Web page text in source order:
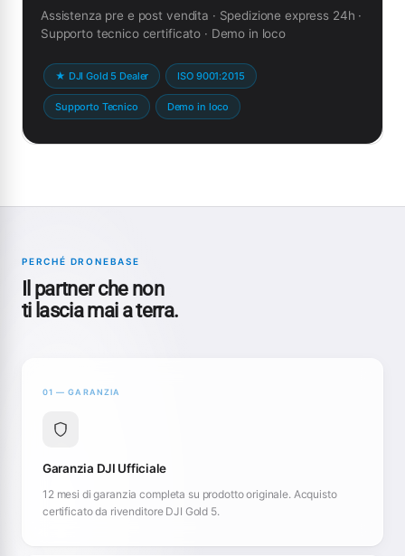
Assistenza pre e post vendita · Spedizione express 24h ·
Supporto tecnico certificato · Demo in loco
★ DJI Gold 5 Dealer ISO 9001:2015
Supporto Tecnico Demo in loco
PERCHÉ DRONEBASE
Il partner che non
ti lascia mai a terra.
01 — GARANZIA
Garanzia DJI Ufficiale
12 mesi di garanzia completa su prodotto originale. Acquisto
certificato da rivenditore DJI Gold 5.